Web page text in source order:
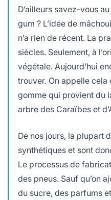
D’ailleurs savez-vous
gum ? L’idée de
n’a rien de récent. La
siècles. Seulement, à
végétale. Aujourd’hui
trouver. On appelle cela
gomme qui provient du
arbre des Caraïbes et
De nos jours, la plupart
synthétiques et sont
Le processus de
des pneus. Sauf qu’on
du sucre, des parfums